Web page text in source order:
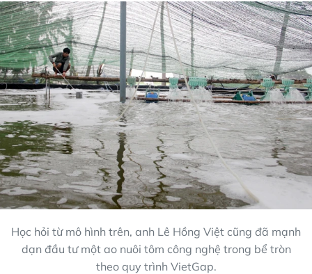
Học hỏi từ mô hình trên, anh Lê Hồng Việt cũng đã mạnh
dạn đầu tư một ao nuôi tôm công nghệ trong bể tròn
theo quy trình VietGap.